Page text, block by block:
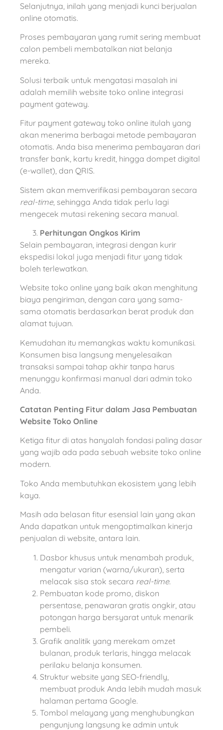
Selanjutnya, inilah yang menjadi kunci berjualan
online otomatis.
Proses pembayaran yang rumit sering membuat
calon pembeli membatalkan niat belanja
mereka.
Solusi terbaik untuk mengatasi masalah ini
adalah memilih website toko online integrasi
payment gateway.
Fitur payment gateway toko online itulah yang
akan menerima berbagai metode pembayaran
otomatis. Anda bisa menerima pembayaran dari
transfer bank, kartu kredit, hingga dompet digital
(e-wallet), dan QRIS.
Sistem akan memverifikasi pembayaran secara
real-time, sehingga Anda tidak perlu lagi
mengecek mutasi rekening secara manual.
Perhitungan Ongkos Kirim
Selain pembayaran, integrasi dengan kurir
ekspedisi lokal juga menjadi fitur yang tidak
boleh terlewatkan.
Website toko online yang baik akan menghitung
biaya pengiriman, dengan cara yang sama-
sama otomatis berdasarkan berat produk dan
alamat tujuan.
Kemudahan itu memangkas waktu komunikasi.
Konsumen bisa langsung menyelesaikan
transaksi sampai tahap akhir tanpa harus
menunggu konfirmasi manual dari admin toko
Anda.
Catatan Penting Fitur dalam Jasa Pembuatan
Website Toko Online
Ketiga fitur di atas hanyalah fondasi paling dasar
yang wajib ada pada sebuah website toko online
modern.
Toko Anda membutuhkan ekosistem yang lebih
kaya.
Masih ada belasan fitur esensial lain yang akan
Anda dapatkan untuk mengoptimalkan kinerja
penjualan di website, antara lain.
Dasbor khusus untuk menambah produk,
mengatur varian (warna/ukuran), serta
melacak sisa stok secara real-time.
Pembuatan kode promo, diskon
persentase, penawaran gratis ongkir, atau
potongan harga bersyarat untuk menarik
pembeli.
Grafik analitik yang merekam omzet
bulanan, produk terlaris, hingga melacak
perilaku belanja konsumen.
Struktur website yang SEO-friendly,
membuat produk Anda lebih mudah masuk
halaman pertama Google.
Tombol melayang yang menghubungkan
pengunjung langsung ke admin untuk